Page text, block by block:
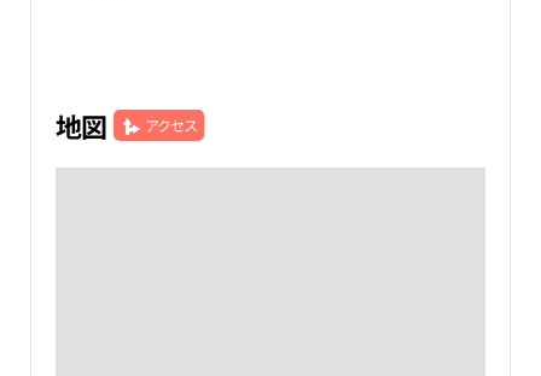
地図 アクセス